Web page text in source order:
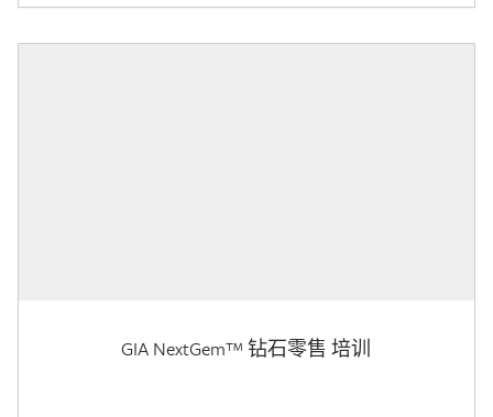
GIA NextGem™ 钻石零售 培训